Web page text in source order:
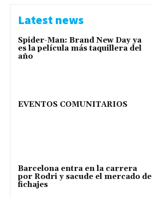
Latest news
Spider-Man: Brand New Day ya
es la película más taquillera del
año
EVENTOS COMUNITARIOS
Barcelona entra en la carrera
por Rodri y sacude el mercado de
fichajes